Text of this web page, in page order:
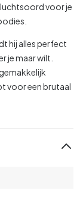
voor je
hij alles perfect
je maar wilt.
voor een brutaal